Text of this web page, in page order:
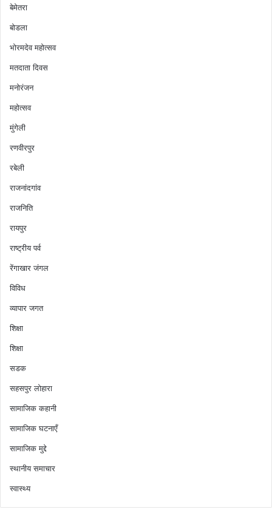
बेमेतरा
बोडला
भोरमदेव महोत्सव
मतदाता दिवस
मनोरंजन
महोत्सव
मुंगेली
रणवीरपुर
रबेली
राजनांदगांव
राजनिति
रायपुर
राष्ट्रीय पर्व
रेंगाखार जंगल
विविध
व्यापार जगत
शिक्षा
शिक्षा
सडक
सहसपुर लोहारा
सामाजिक कहानी
सामाजिक घटनाएँ
सामाजिक मुद्दे
स्थानीय समाचार
स्वास्थ्य